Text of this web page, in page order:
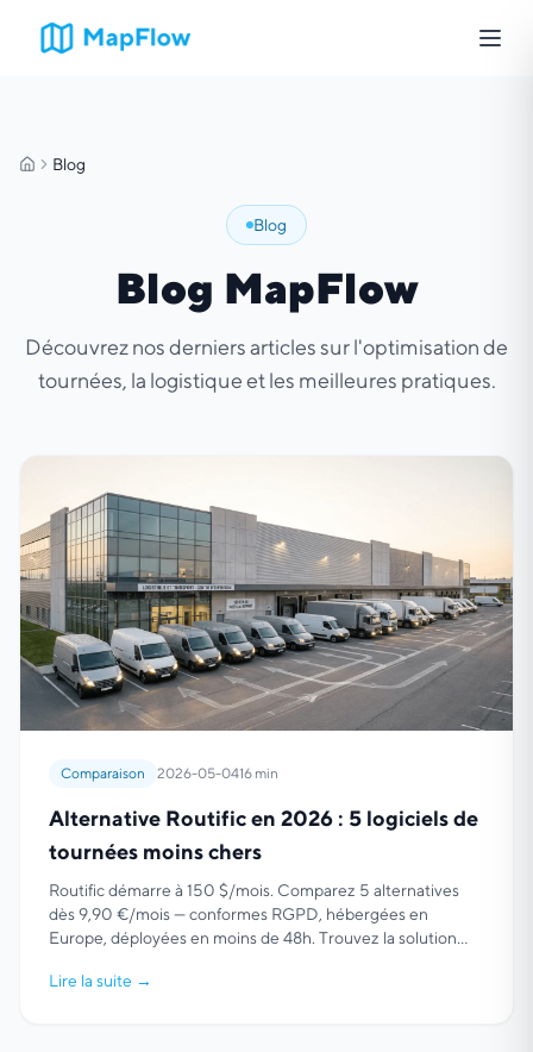
Accueil
Blog
Blog
Blog MapFlow
Découvrez nos derniers articles sur l'optimisation de
tournées, la logistique et les meilleures pratiques.
Comparaison 2026-05-0416 min
Alternative Routific en 2026 : 5 logiciels de
tournées moins chers
Routific démarre à 150 $/mois. Comparez 5 alternatives
dès 9,90 €/mois — conformes RGPD, hébergées en
Europe, déployées en moins de 48h. Trouvez la solution
Lire la suite →